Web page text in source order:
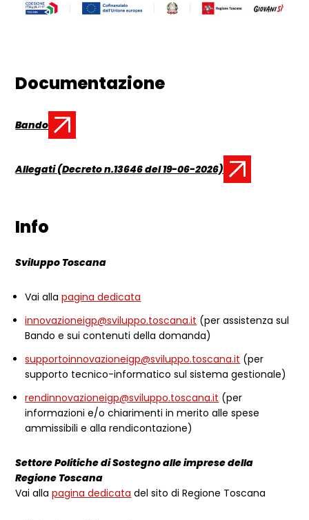
Documentazione
Documento:
Bando
Documento:
Allegati (Decreto n.13646 del 19-06-2026)
Info
Sviluppo Toscana
Vai allapagina dedicata
innovazioneigp@sviluppo.toscana.it (per assistenza sul
Bando e sui contenuti della domanda)
supportoinnovazioneigp@sviluppo.toscana.it (per
supporto tecnico-informatico sul sistema gestionale)
rendinnovazioneigp@sviluppo.toscana.it (per
informazioni e/o chiarimenti in merito alle spese
ammissibili e alla rendicontazione)
Settore Politiche di Sostegno alle imprese della
Regione Toscana
Vai allapagina dedicata del sito di Regione Toscana